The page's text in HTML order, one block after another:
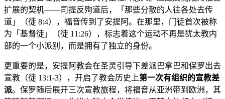
扩展的契机——司提反殉道后，「那些分散的人往各处去传
道」（徒 8:4），福音传到了安提阿。在那里，门徒首次被称
为「基督徒」（徒 11:26），标志着这个运动不再是犹太教内
部的一个小派别，而是拥有了独立的身份。
更重要的是，安提阿教会在圣灵引导下差派巴拿巴和保罗出去
宣教（徒 13:1-3），开启了教会历史上第一次有组织的宣教差
派。保罗随后展开三次宣教旅程，将福音从亚洲带到欧洲，其